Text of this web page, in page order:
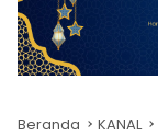
Beranda KANAL